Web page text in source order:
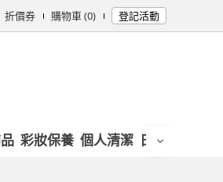
折價券 購物車 (0) 登記活動
彩妝保養 個人清潔 日用/紙品